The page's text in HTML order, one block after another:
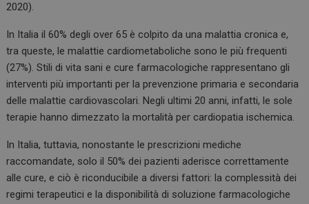
2020).
In Italia il 60% degli over 65 è colpito da una malattia cronica e,
tra queste, le malattie cardiometaboliche sono le più frequenti
(27%). Stili di vita sani e cure farmacologiche rappresentano gli
interventi più importanti per la prevenzione primaria e secondaria
delle malattie cardiovascolari. Negli ultimi 20 anni, infatti, le sole
terapie hanno dimezzato la mortalità per cardiopatia ischemica.
In Italia, tuttavia, nonostante le prescrizioni mediche
raccomandate, solo il 50% dei pazienti aderisce correttamente
alle cure, e ciò è riconducibile a diversi fattori: la complessità dei
regimi terapeutici e la disponibilità di soluzione farmacologiche